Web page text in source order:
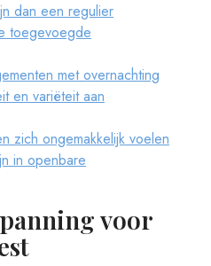
dan een regulier
toegevoegde
met overnachting
en variëteit aan
zich ongemakkelijk voelen
in openbare
voor